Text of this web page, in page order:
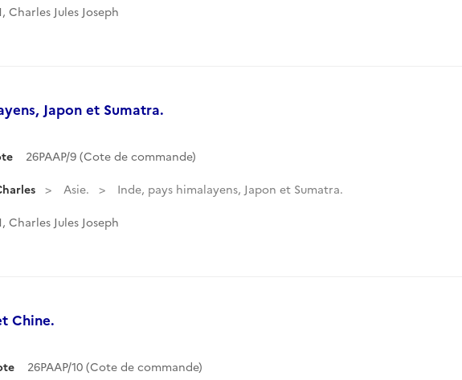
Charles Jules Joseph
Japon et Sumatra.
26PAAP/9 (Cote de commande)
Asie. Inde, pays himalayens, Japon et Sumatra.
Charles Jules Joseph
Chine.
26PAAP/10 (Cote de commande)